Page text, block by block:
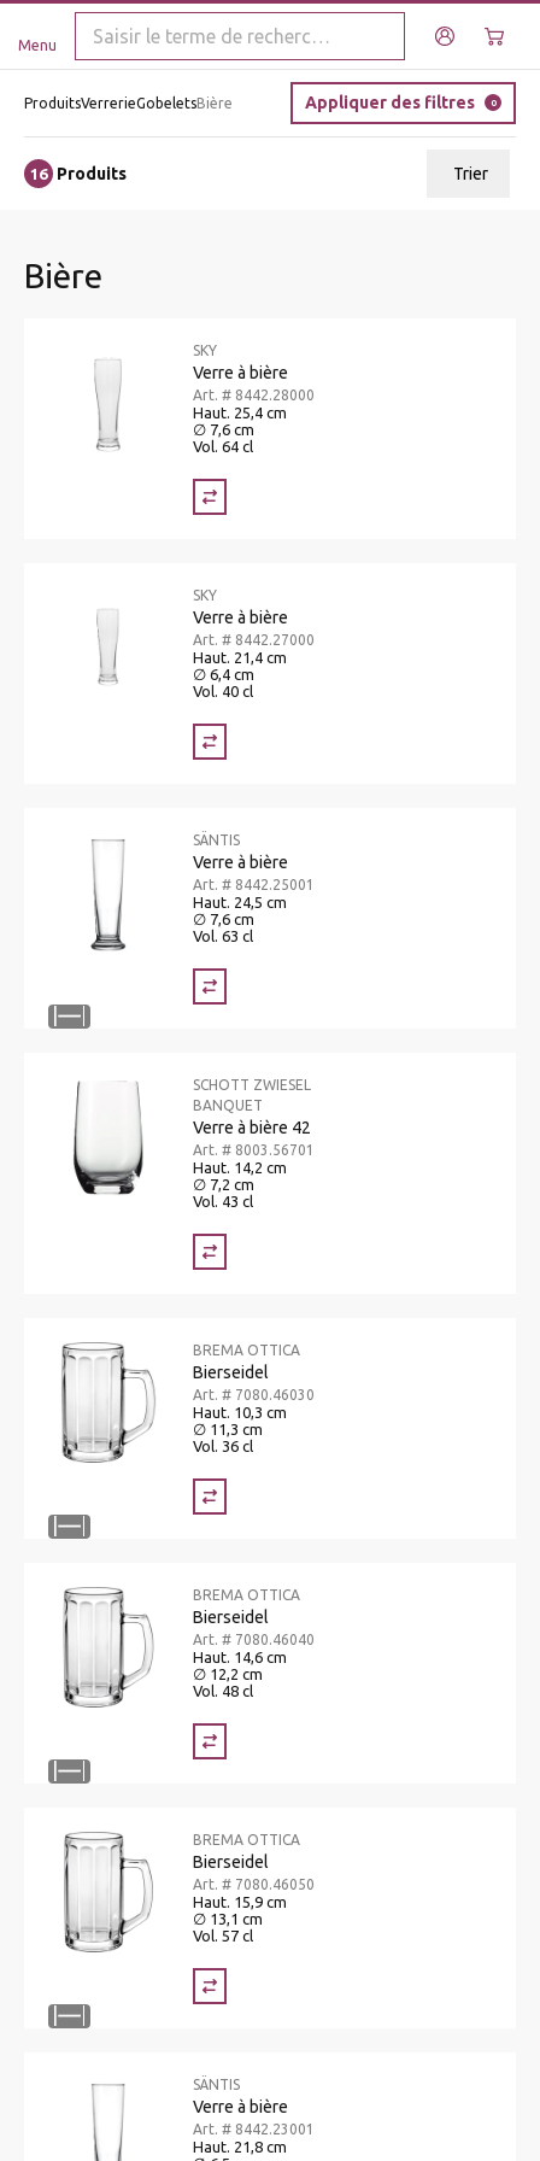
Menu
ProduitsVerrerieGobeletsBière Appliquer des filtres 0
16 Produits Trier
Bière
SKY
Verre à bière
Art. # 8442.28000
Haut. 25,4 cm
∅ 7,6 cm
Vol. 64 cl
SKY
Verre à bière
Art. # 8442.27000
Haut. 21,4 cm
∅ 6,4 cm
Vol. 40 cl
SÄNTIS
Verre à bière
Art. # 8442.25001
Haut. 24,5 cm
∅ 7,6 cm
Vol. 63 cl
SCHOTT ZWIESEL
BANQUET
Verre à bière 42
Art. # 8003.56701
Haut. 14,2 cm
∅ 7,2 cm
Vol. 43 cl
BREMA OTTICA
Bierseidel
Art. # 7080.46030
Haut. 10,3 cm
∅ 11,3 cm
Vol. 36 cl
BREMA OTTICA
Bierseidel
Art. # 7080.46040
Haut. 14,6 cm
∅ 12,2 cm
Vol. 48 cl
BREMA OTTICA
Bierseidel
Art. # 7080.46050
Haut. 15,9 cm
∅ 13,1 cm
Vol. 57 cl
SÄNTIS
Verre à bière
Art. # 8442.23001
Haut. 21,8 cm